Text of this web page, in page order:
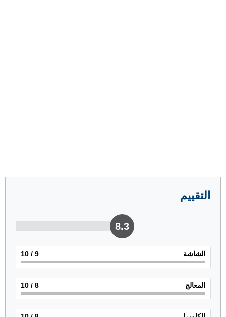
التقييم
8.3
الشاشة 9
/ 10
المعالج 8
/ 10